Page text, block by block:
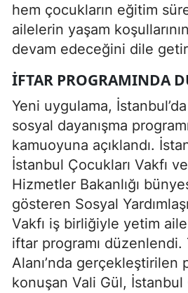
hem çocukların eğitim
ailelerin yaşam
devam edeceğini dile
İFTAR PROGRAMINDA
Yeni uygulama,
sosyal dayanışma
kamuoyuna açıklandı.
İstanbul Çocukları Vakfı
Hizmetler Bakanlığı
gösteren Sosyal
Vakfı iş birliğiyle yetim
iftar programı düzenlendi.
Alanı’nda gerçekleştirilen
konuşan Vali Gül, İstanbul